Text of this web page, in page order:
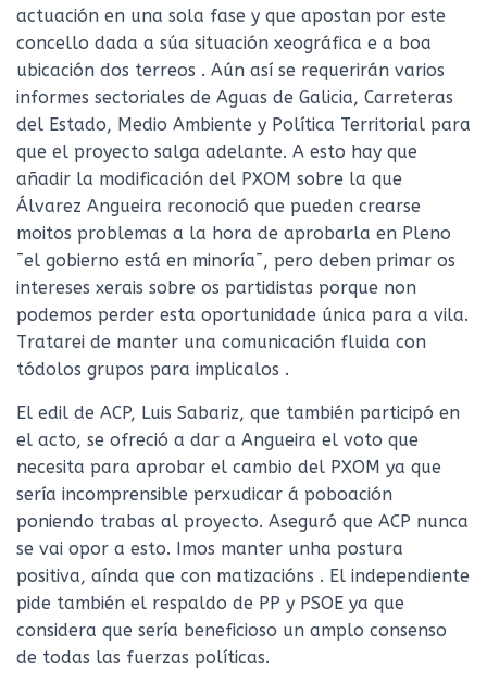
actuación en una sola fase y que apostan por este
concello dada a súa situación xeográfica e a boa
ubicación dos terreos . Aún así se requerirán varios
informes sectoriales de Aguas de Galicia, Carreteras
del Estado, Medio Ambiente y Política Territorial para
que el proyecto salga adelante. A esto hay que
añadir la modificación del PXOM sobre la que
Álvarez Angueira reconoció que pueden crearse
moitos problemas a la hora de aprobarla en Pleno
¯el gobierno está en minoría¯, pero deben primar os
intereses xerais sobre os partidistas porque non
podemos perder esta oportunidade única para a vila.
Tratarei de manter una comunicación fluida con
tódolos grupos para implicalos .
El edil de ACP, Luis Sabariz, que también participó en
el acto, se ofreció a dar a Angueira el voto que
necesita para aprobar el cambio del PXOM ya que
sería incomprensible perxudicar á poboación
poniendo trabas al proyecto. Aseguró que ACP nunca
se vai opor a esto. Imos manter unha postura
positiva, aínda que con matizacións . El independiente
pide también el respaldo de PP y PSOE ya que
considera que sería beneficioso un amplo consenso
de todas las fuerzas políticas.